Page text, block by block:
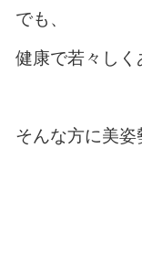
でも、
健康で若々しく
そんな方に美姿